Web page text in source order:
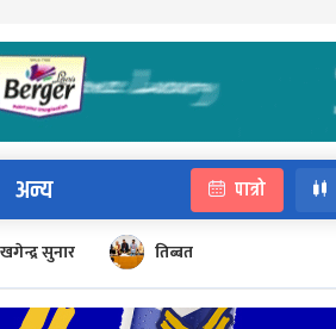
अन्य पात्रो
खगेन्द्र सुनार तिब्बत